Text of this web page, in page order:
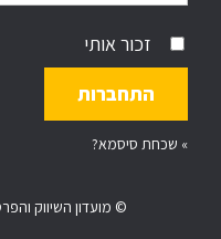
זכור אותי
» שכחת סיסמא?
© מועדון השיווק